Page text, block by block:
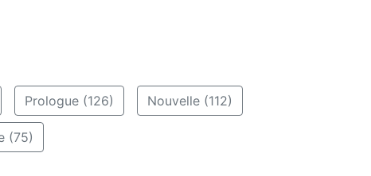
Prologue (126) Nouvelle (112)
(75)